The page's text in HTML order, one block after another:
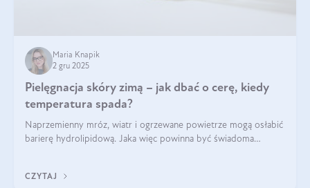
Maria Knapik
2 gru 2025
Pielęgnacja skóry zimą – jak dbać o cerę, kiedy
temperatura spada?
Naprzemienny mróz, wiatr i ogrzewane powietrze mogą osłabić
barierę hydrolipidową. Jaka więc powinna być świadoma
CZYTAJ